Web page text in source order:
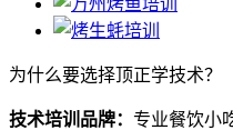
为什么要选择顶正学技术？
技术培训品牌： 专业餐饮小